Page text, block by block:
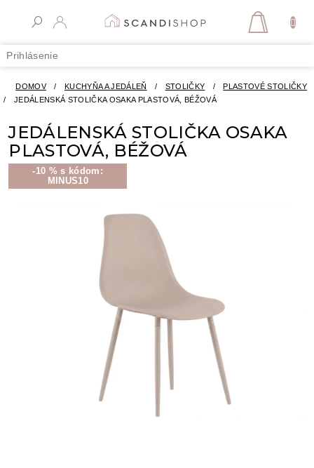
Prihlásenie
DOMOV / KUCHYŇA A JEDÁLEŇ / STOLIČKY /
PLASTOVÉ STOLIČKY
/
JEDÁLENSKÁ STOLIČKA OSAKA PLASTOVÁ, BÉŽOVÁ
JEDÁLENSKÁ STOLIČKA OSAKA
PLASTOVÁ, BÉŽOVÁ
-10 % s kódom:
MINUS10